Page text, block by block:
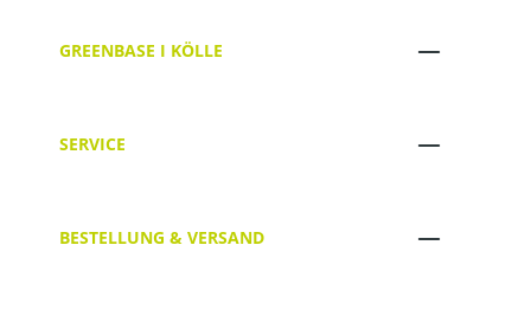
GREENBASE I KÖLLE
SERVICE
BESTELLUNG & VERSAND